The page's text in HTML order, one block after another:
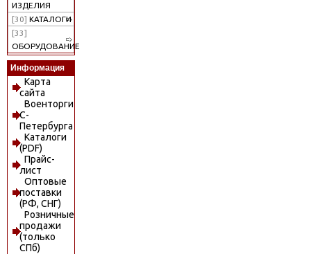
ИЗДЕЛИЯ
[30] КАТАЛОГИ
[33]
ОБОРУДОВАНИЕ
Информация
Карта
сайта
Военторги
С-
Петербурга
Каталоги
(PDF)
Прайс-
лист
Оптовые
поставки
(РФ, СНГ)
Розничные
продажи
(только
СПб)